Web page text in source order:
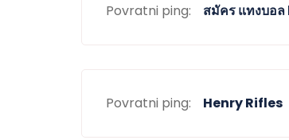
Povratni ping: สมัคร แทงบอล
Povratni ping: Henry Rifles